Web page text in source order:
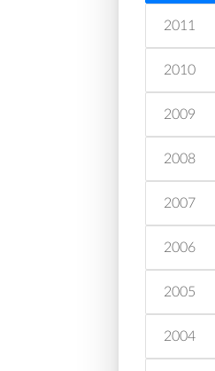
2011
2010
2009
2008
2007
2006
2005
2004